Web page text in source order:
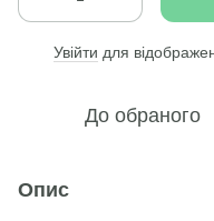
Увійти для
До обраного
Опис